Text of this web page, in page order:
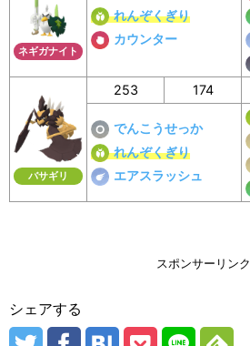
ネギガナイト
れんぞくぎり
カウンター
バサギリ
253 174
でんこうせっか
れんぞくぎり
エアスラッシュ
スポンサーリンク
シェアする